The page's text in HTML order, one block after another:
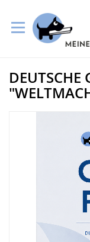
zum
Inhalt
Zum
Ende
der
Bildergalerie
DEUTSCHE